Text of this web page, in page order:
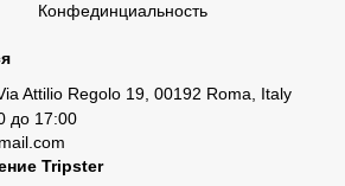
Конфединциальность
Attilio Regolo 19, 00192 Roma, Italy
до 17:00
Tripster